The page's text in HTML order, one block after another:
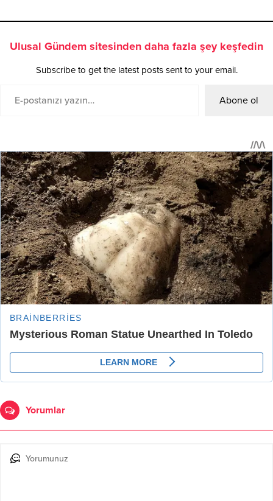
Ulusal Gündem sitesinden daha fazla şey keşfedin
Subscribe to get the latest posts sent to your email.
Abone ol
Yorumlar